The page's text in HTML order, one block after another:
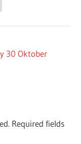
30 Oktober
Required fields